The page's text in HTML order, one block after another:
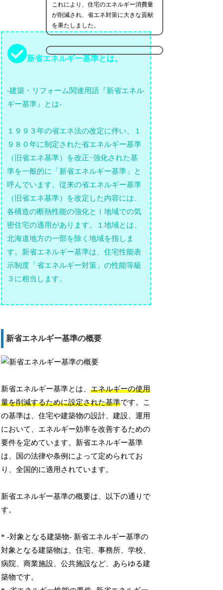
これにより、住宅のエネルギー消費量
が削減され、省エネ対策に大きな貢献
を果たしました。
新省エネルギー基準とは。
-建築・リフォーム関連用語『新省エネル
ギー基準』とは-
１９９３年の省エネ法の改定に伴い、１
９８０年に制定された省エネルギー基準
（旧省エネ基準）を改正･強化された基
準を一般的に「新省エネルギー基準」と
呼んでいます。従来の省エネルギー基準
（旧省エネ基準）を改定した内容には、
各構造の断熱性能の強化とⅠ地域での気
密住宅の適用があります。１地域とは、
北海道地方の一部を除く地域を指しま
す。新省エネルギー基準は、住宅性能表
示制度「省エネルギー対策」の性能等級
３に相当します。
新省エネルギー基準の概要
新省エネルギー基準とは、エネルギーの使用
量を削減するために設定された基準です。こ
の基準は、住宅や建築物の設計、建設、運用
において、エネルギー効率を改善するための
要件を定めています。新省エネルギー基準
は、国の法律や条例によって定められてお
り、全国的に適用されています。
新省エネルギー基準の概要は、以下の通りで
す。
* -対象となる建築物- 新省エネルギー基準の
対象となる建築物は、住宅、事務所、学校、
病院、商業施設、公共施設など、あらゆる建
築物です。